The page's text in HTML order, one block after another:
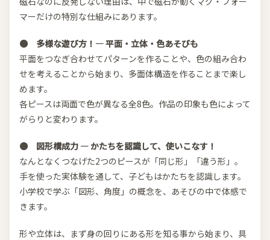
マーだけの特別な仕組みにあります。
● 多様な遊び方！― 平面・立体・色あそびも
平面をつなぎ合わせてパターンを作ることや、色の組み合わ
せを考えることから始まり、多面体構造を作ることまで楽し
めます。
各ピースは両面で色が異なる全8色。作品の印象も色によって
がらりと変わります。
● 図形構成力 ― かたちを認識して、使いこなす！
なんとなくつなげた2つのピースが「同じ形」「違う形」。
手を使った実体験を通して、子どもはかたちを認識します。
小学校で学ぶ「図形、角度」の概念を、あそびの中で体感で
きます。
形や立体は、まず身の回りにある形を知る事から始まり、具